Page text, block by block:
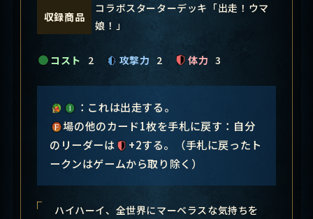
収録商品
コラボスターターデッキ「出走！ウマ
娘！」
コスト 2 攻撃力 2 体力 3
：これは出走する。
場の他のカード1枚を手札に戻す：自分
のリーダーは
+2する。（手札に戻ったト
ークンはゲームから取り除く）
ハイハーイ、全世界にマーベラスな気持ちを